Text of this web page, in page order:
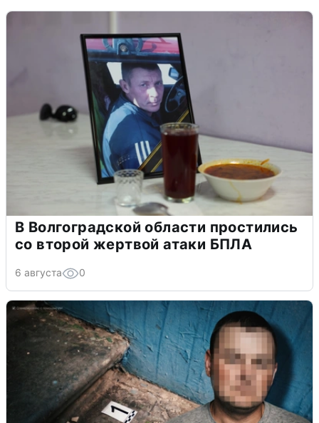
В Волгоградской области простились
со второй жертвой атаки БПЛА
6 августа 0